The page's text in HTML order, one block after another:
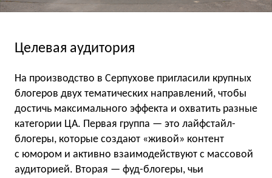
Целевая аудитория
На производство в Серпухове пригласили крупных
блогеров двух тематических направлений, чтобы
достичь максимального эффекта и охватить разные
категории ЦА. Первая группа — это лайфстайл-
блогеры, которые создают «живой» контент
с юмором и активно взаимодействуют с массовой
аудиторией. Вторая — фуд-блогеры, чьи